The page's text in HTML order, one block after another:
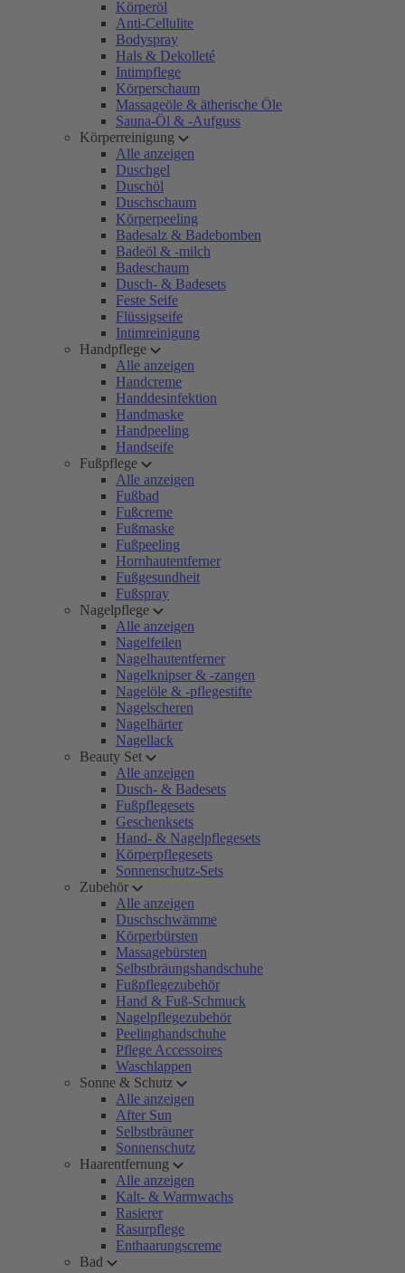
Körperöl
Anti-Cellulite
Bodyspray
Hals & Dekolleté
Intimpflege
Körperschaum
Massageöle & ätherische Öle
Sauna-Öl & -Aufguss
Körperreinigung
Alle anzeigen
Duschgel
Duschöl
Duschschaum
Körperpeeling
Badesalz & Badebomben
Badeöl & -milch
Badeschaum
Dusch- & Badesets
Feste Seife
Flüssigseife
Intimreinigung
Handpflege
Alle anzeigen
Handcreme
Handdesinfektion
Handmaske
Handpeeling
Handseife
Fußpflege
Alle anzeigen
Fußbad
Fußcreme
Fußmaske
Fußpeeling
Hornhautentferner
Fußgesundheit
Fußspray
Nagelpflege
Alle anzeigen
Nagelfeilen
Nagelhautentferner
Nagelknipser & -zangen
Nagelöle & -pflegestifte
Nagelscheren
Nagelhärter
Nagellack
Beauty Set
Alle anzeigen
Dusch- & Badesets
Fußpflegesets
Geschenksets
Hand- & Nagelpflegesets
Körperpflegesets
Sonnenschutz-Sets
Zubehör
Alle anzeigen
Duschschwämme
Körperbürsten
Massagebürsten
Selbstbräungshandschuhe
Fußpflegezubehör
Hand & Fuß-Schmuck
Nagelpflegezubehör
Peelinghandschuhe
Pflege Accessoires
Waschlappen
Sonne & Schutz
Alle anzeigen
After Sun
Selbstbräuner
Sonnenschutz
Haarentfernung
Alle anzeigen
Kalt- & Warmwachs
Rasierer
Rasurpflege
Enthaarungscreme
Bad